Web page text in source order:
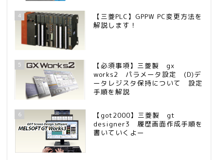
4
【三菱PLC】GPPW PC変更方法を
解説します！
5
【必須事項】三菱製 gx
works2 パラメータ設定 (D)デ
ータレジスタ保持について 設定
手順を解説
6
【got2000】三菱製 gt
designer3 履歴画面作成手順を
書いていくよー